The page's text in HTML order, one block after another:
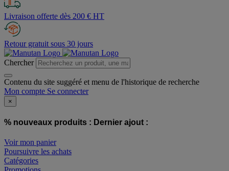
Livraison offerte dès 200 € HT
Retour gratuit sous 30 jours
Chercher
Contenu du site suggéré et menu de l'historique de recherche
Mon compte Se connecter
×
% nouveaux produits : Dernier ajout :
Voir mon panier
Poursuivre les achats
Catégories